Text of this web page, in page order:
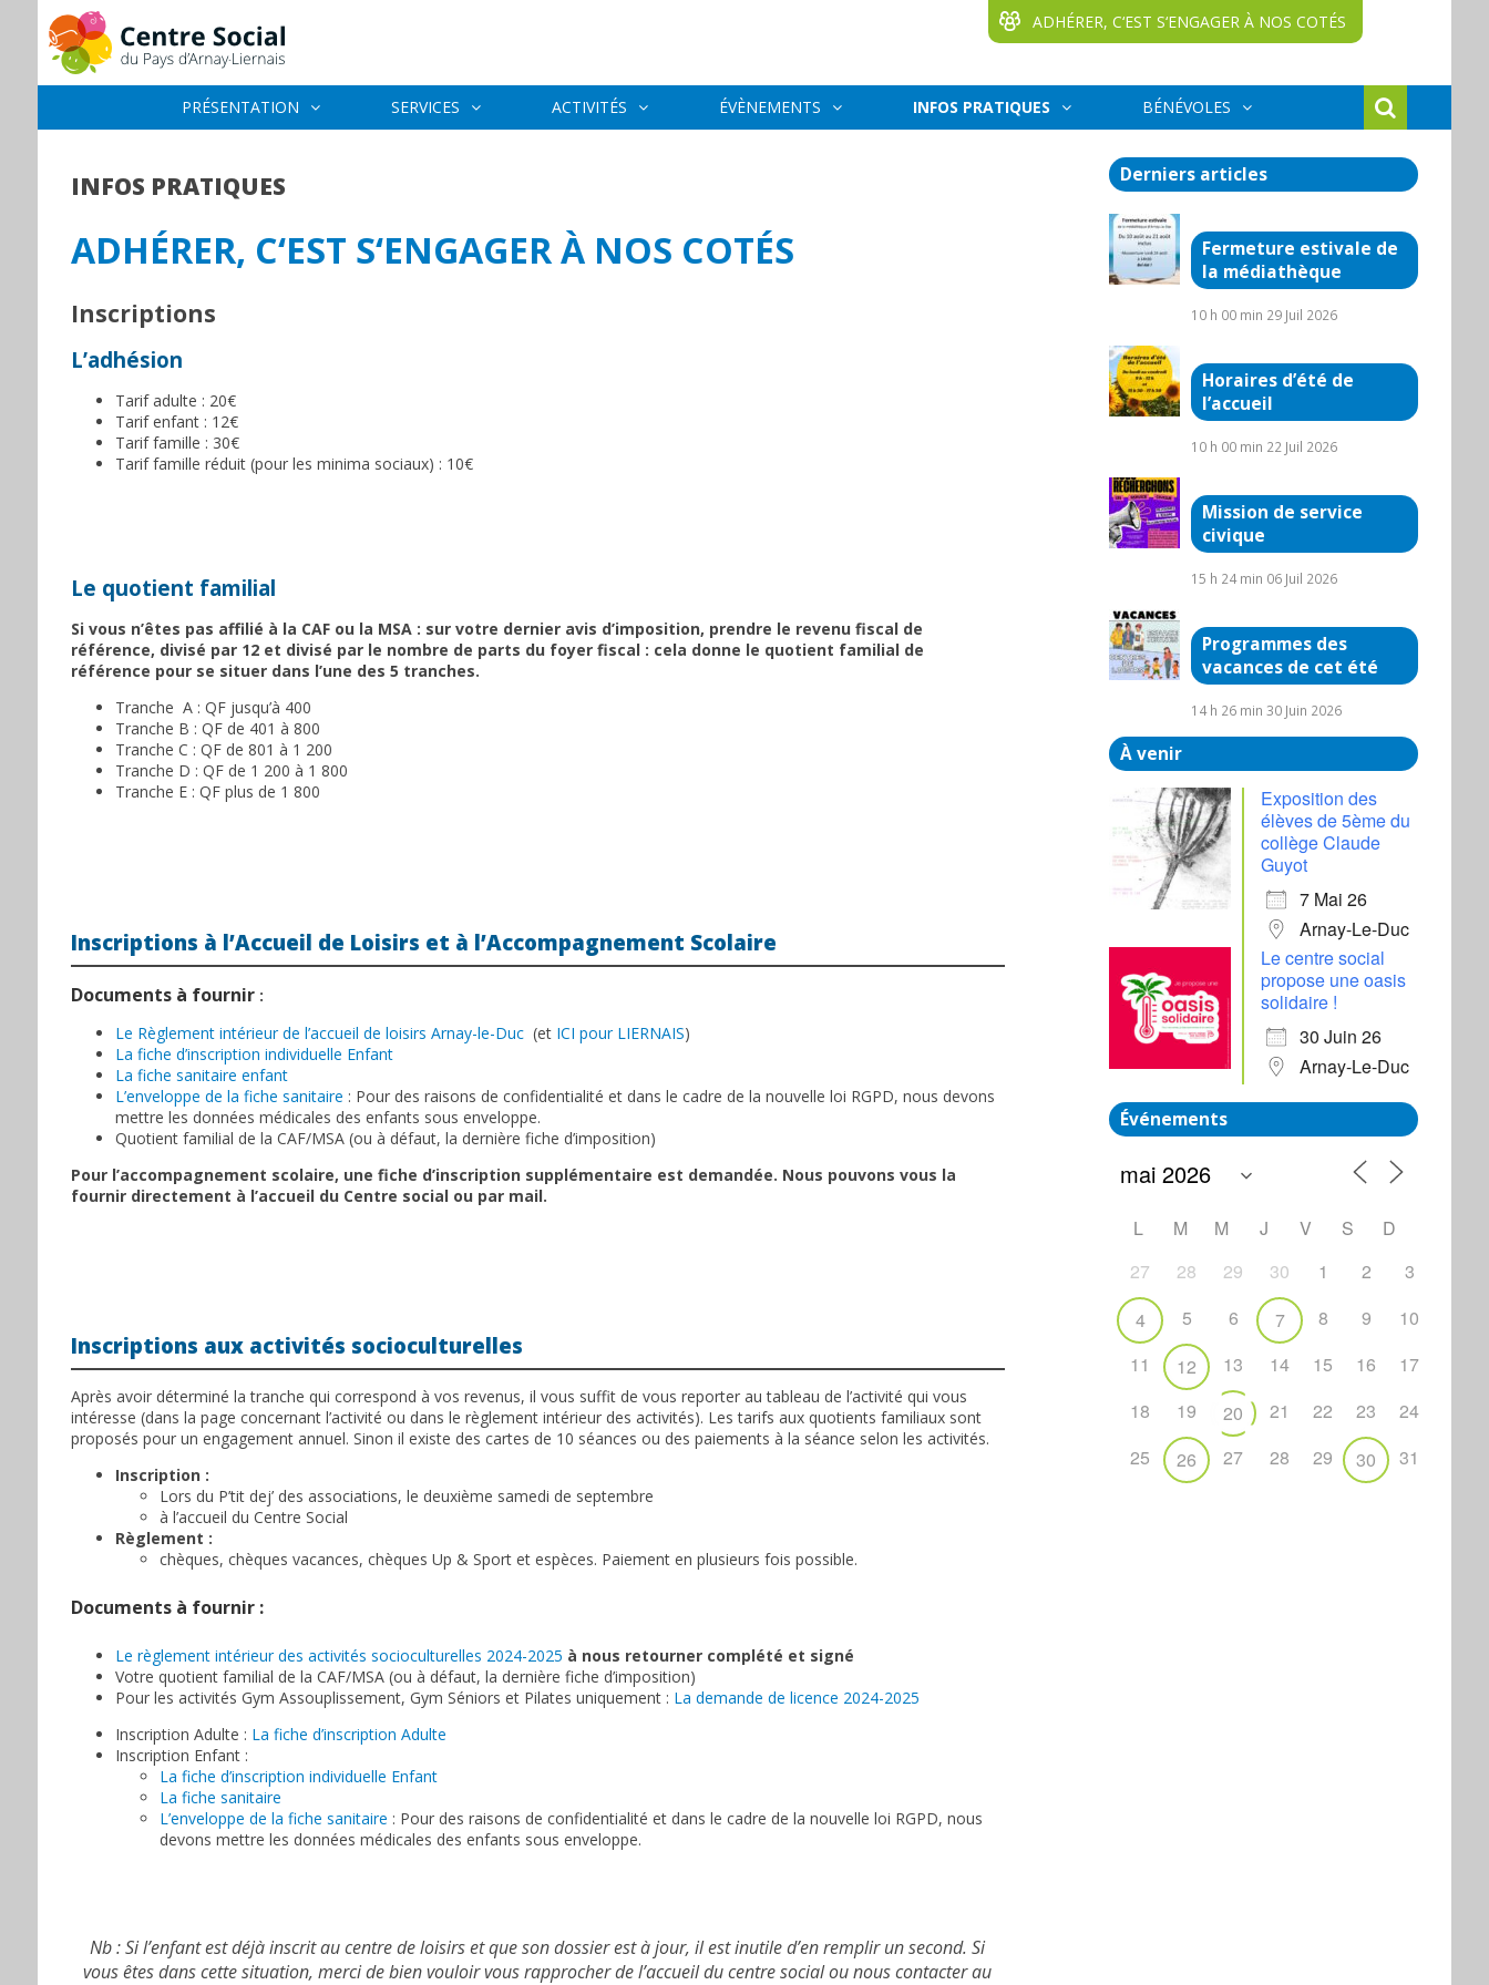
ADHÉRER, C‘EST S‘ENGAGER À NOS COTÉS
PRÉSENTATION SERVICES ACTIVITÉS ÉVÈNEMENTS INFOS PRATIQUES BÉNÉVOLES
INFOS PRATIQUES
ADHÉRER, C‘EST S‘ENGAGER À NOS COTÉS
Inscriptions
L’adhésion
Tarif adulte : 20€
Tarif enfant : 12€
Tarif famille : 30€
Tarif famille réduit (pour les minima sociaux) : 10€
Le quotient familial
Si vous n’êtes pas affilié à la CAF ou la MSA : sur votre dernier avis d’imposition, prendre le revenu fiscal de
référence, divisé par 12 et divisé par le nombre de parts du foyer fiscal : cela donne le quotient familial de
référence pour se situer dans l’une des 5 tranches.
Tranche A : QF jusqu’à 400
Tranche B : QF de 401 à 800
Tranche C : QF de 801 à 1 200
Tranche D : QF de 1 200 à 1 800
Tranche E : QF plus de 1 800
Inscriptions à l’Accueil de Loisirs et à l’Accompagnement Scolaire
Documents à fournir:
Le Règlement intérieur de l’accueil de loisirs Arnay-le-Duc(et ICI pour LIERNAIS)
La fiche d’inscription individuelle Enfant
La fiche sanitaire enfant
L’enveloppe de la fiche sanitaire : Pour des raisons de confidentialité et dans le cadre de la nouvelle loi RGPD, nous devons
mettre les données médicales des enfants sous enveloppe.
Quotient familial de la CAF/MSA (ou à défaut, la dernière fiche d’imposition)
Pour l’accompagnement scolaire, une fiche d’inscription supplémentaire est demandée. Nous pouvons vous la
fournir directement à l’accueil du Centre social ou par mail.
Inscriptions aux activités socioculturelles
Après avoir déterminé la tranche qui correspond à vos revenus, il vous suffit de vous reporter au tableau de l’activité qui vous
intéresse (dans la page concernant l’activité ou dans le règlement intérieur des activités). Les tarifs aux quotients familiaux sont
proposés pour un engagement annuel. Sinon il existe des cartes de 10 séances ou des paiements à la séance selon les activités.
Inscription :
Lors du P’tit dej’ des associations, le deuxième samedi de septembre
à l’accueil du Centre Social
Règlement :
chèques, chèques vacances, chèques Up & Sport et espèces. Paiement en plusieurs fois possible.
Documents à fournir :
Le règlement intérieur des activités socioculturelles 2024-2025 à nous retourner complété et signé
Votre quotient familial de la CAF/MSA (ou à défaut, la dernière fiche d’imposition)
Pour les activités Gym Assouplissement, Gym Séniors et Pilates uniquement : La demande de licence 2024-2025
Inscription Adulte : La fiche d’inscription Adulte
Inscription Enfant :
La fiche d’inscription individuelle Enfant
La fiche sanitaire
L’enveloppe de la fiche sanitaire : Pour des raisons de confidentialité et dans le cadre de la nouvelle loi RGPD, nous
devons mettre les données médicales des enfants sous enveloppe.
Nb : Si l’enfant est déjà inscrit au centre de loisirs et que son dossier est à jour, il est inutile d’en remplir un second. Si
vous êtes dans cette situation, merci de bien vouloir vous rapprocher de l’accueil du centre social ou nous contacter au
Derniers articles
Fermeture estivale de
la médiathèque
10 h 00 min 29 Juil 2026
Horaires d’été de
l’accueil
10 h 00 min 22 Juil 2026
Mission de service
civique
15 h 24 min 06 Juil 2026
Programmes des
vacances de cet été
14 h 26 min 30 Juin 2026
À venir
Exposition des
élèves de 5ème du
collège Claude
Guyot
7 Mai 26
Arnay-Le-Duc
Le centre social
propose une oasis
solidaire !
30 Juin 26
Arnay-Le-Duc
Événements
L M M J V S
D
27
28 29 30 1 2
3
4
5 6 7 8 9
10
11
12 13 14 15 16
17
18
19 20 21 22 23
24
25
26 27 28 29 30 31